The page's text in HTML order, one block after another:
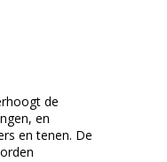
de
en
en tenen. De